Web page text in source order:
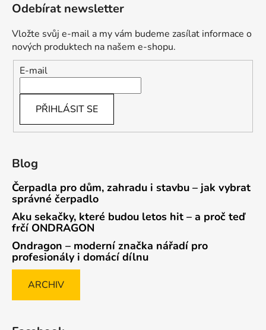
Odebírat newsletter
Vložte svůj e-mail a my vám budeme zasílat informace o
nových produktech na našem e-shopu.
E-mail
PŘIHLÁSIT SE
Blog
Čerpadla pro dům, zahradu i stavbu – jak vybrat
správné čerpadlo
Aku sekačky, které budou letos hit – a proč teď
frčí ONDRAGON
Ondragon – moderní značka nářadí pro
profesionály i domácí dílnu
ARCHIV